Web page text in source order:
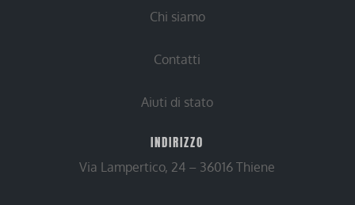
Chi siamo
Contatti
Aiuti di stato
INDIRIZZO
Via Lampertico, 24 – 36016 Thiene